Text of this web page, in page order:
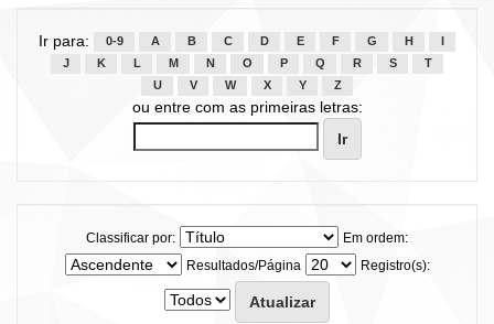
Ir para: 0-9 A B C D E F G H
J
K L M N O P Q R S
T
U
V W X Y Z
ou entre com as primeiras letras:
Classificar por:
Em ordem:
Resultados/Página
Registro(s):